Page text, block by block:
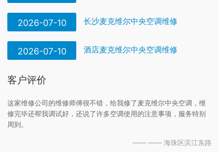
2026-07-10 长沙麦克维尔中央空调维修
2026-07-10 酒店麦克维尔中央空调维修
客户评价
这家维修公司的维修师傅很不错，给我修了麦克维尔中央空调，维
修完毕还帮我调试好，还说了许多空调使用的注意事项，服务特别
周到。
—— —— 海珠区滨江东路